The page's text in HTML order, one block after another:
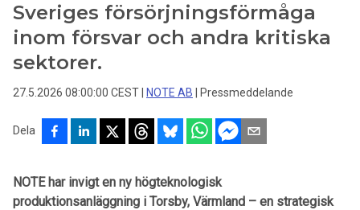
Sveriges försörjningsförmåga
inom försvar och andra kritiska
sektorer.
27.5.2026 08:00:00 CEST NOTE AB Pressmeddelande
Dela
NOTE har invigt en ny högteknologisk
produktionsanläggning i Torsby, Värmland – en strategisk